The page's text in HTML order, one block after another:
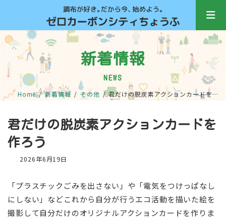
ン
キ
プ
ー
に
動
新着情報
NEWS
Home 新着情報 その他 君だけの脱炭素アクションカードを作ろう
君だけの脱炭素アクションカードを
作ろう
2026年6月19日
「プラスチックごみを出さない」や「電気をつけっぱなし
にしない」などこれから自分が行うエコ活動を描いた絵を
撮影して自分だけのオリジナルアクションカードを作りま